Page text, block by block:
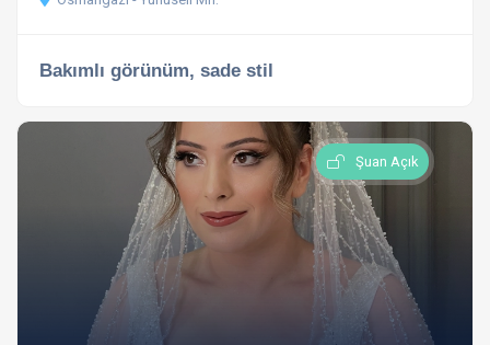
Bakımlı görünüm, sade stil
Şuan Açık